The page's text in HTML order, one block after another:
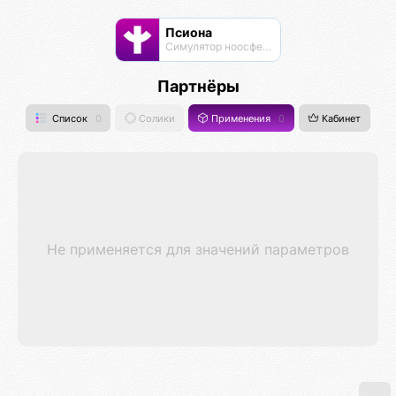
Псиона
Cимулятор ноосферы
Партнёры
Список 0 Солики Применения 0 Кабинет
Не применяется для значений параметров